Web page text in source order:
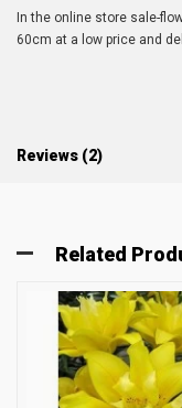
In the online store sale-
60cm at a low price and
Reviews (2)
Related